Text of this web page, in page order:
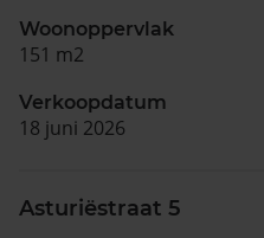
Woonoppervlak
151 m2
Verkoopdatum
18 juni 2026
Asturiëstraat 5